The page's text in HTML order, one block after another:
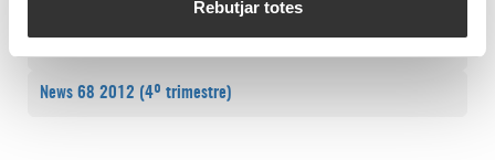
Rebutjar totes
News 68 2012 (4º trimestre)